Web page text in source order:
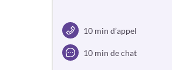
10 min d’appel
10 min de chat